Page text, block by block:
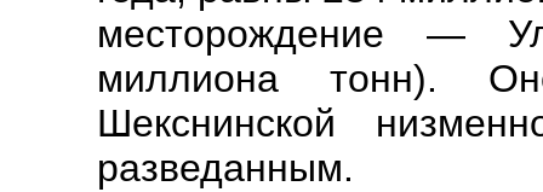
месторождение —
миллиона тонн).
Шекснинской
разведанным.